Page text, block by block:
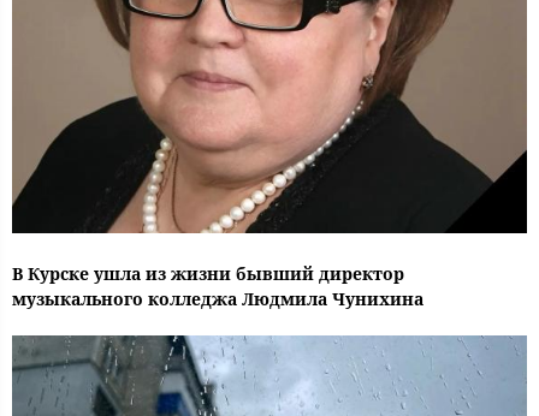
В Курске ушла из жизни бывший директор
музыкального колледжа Людмила Чунихина